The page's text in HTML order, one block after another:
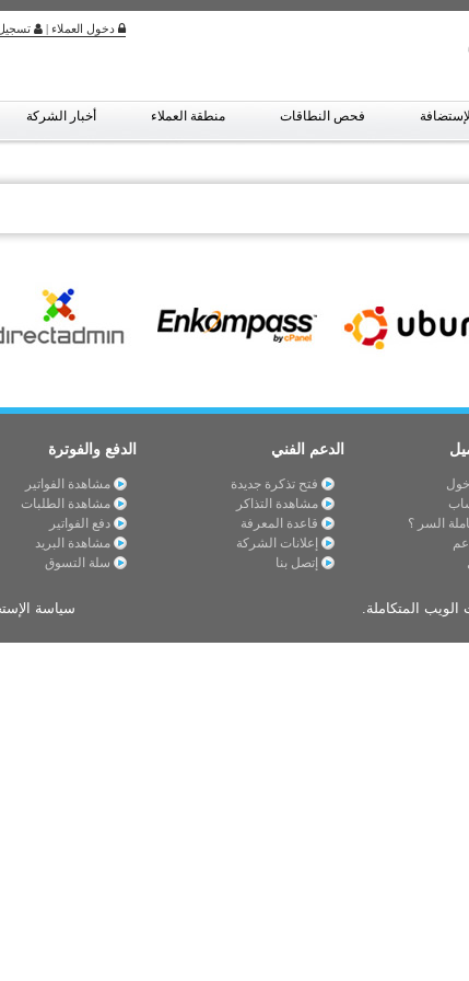
دخول العملاء |
فحص النطاقات منطقة العملاء أخبار الشركة
السر ؟
الدعم الفني
فتح تذكرة جديدة
مشاهدة التذاكر
قاعدة المعرفة
إعلانات الشركة
إتصل بنا
الدفع والفوترة
مشاهدة الفواتير
مشاهدة الطلبات
دفع الفواتير
مشاهدة البريد
سلة التسوق
المتكاملة. سياسة